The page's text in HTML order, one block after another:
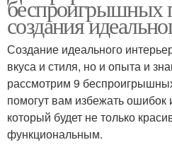
беспроигрышных
создания
Создание идеального
вкуса и стиля, но и опыта и
рассмотрим 9
помогут вам избежать ошибок
который будет не только
функциональным.